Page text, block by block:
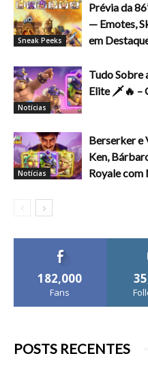
Sneak Peeks
Prévia da
— Emotes,
em
Notícias
Tudo Sobre
Elite 🗡️🔥 –
Notícias
Berserker e
Ken,
Royale
182,000
Fans
POSTS RECENTES